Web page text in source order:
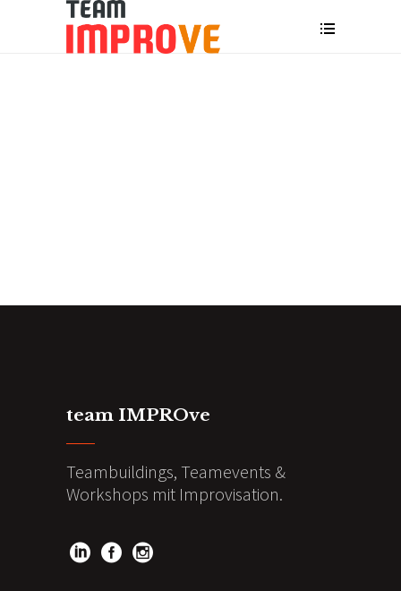
team IMPROve
Teambuildings, Teamevents &
Workshops mit Improvisation.